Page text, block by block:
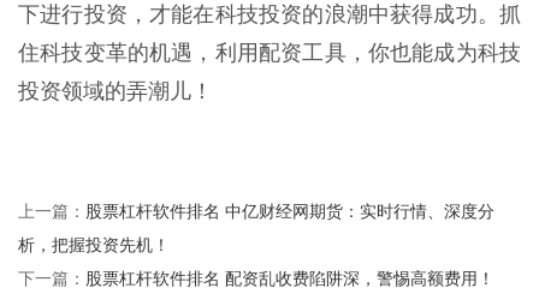
下进行投资，才能在科技投资的浪潮中获得成功。抓
住科技变革的机遇，利用配资工具，你也能成为科技
投资领域的弄潮儿！
上一篇： 股票杠杆软件排名 中亿财经网期货：实时行情、深度分
析，把握投资先机！
下一篇： 股票杠杆软件排名 配资乱收费陷阱深，警惕高额费用！